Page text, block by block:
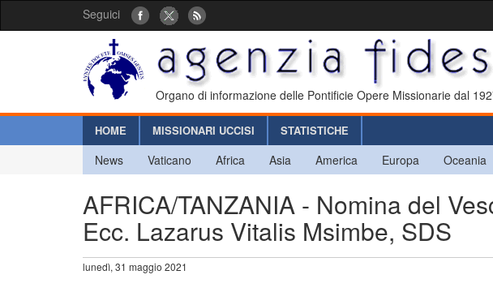
Seguici
Organo di informazione delle Pontificie Opere Missionarie dal
HOME MISSIONARI UCCISI STATISTICHE
News Vaticano Africa Asia America Europa Oceania
AFRICA/TANZANIA - Nomina del
Ecc. Lazarus Vitalis Msimbe, SDS
lunedì, 31 maggio 2021